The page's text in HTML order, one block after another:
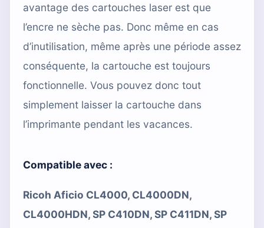
avantage des cartouches laser est que
l’encre ne sèche pas. Donc même en cas
d’inutilisation, même après une période assez
conséquente, la cartouche est toujours
fonctionnelle. Vous pouvez donc tout
simplement laisser la cartouche dans
l’imprimante pendant les vacances.
Compatible avec :
Ricoh Aficio CL4000, CL4000DN,
CL4000HDN, SP C410DN, SP C411DN, SP